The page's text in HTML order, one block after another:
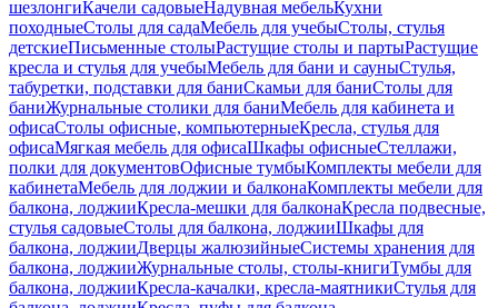
шезлонгиКачели садовыеНадувная мебельКухни
походныеСтолы для садаМебель для учебыСтолы, стулья
детскиеПисьменные столыРастущие столы и партыРастущие
кресла и стулья для учебыМебель для бани и сауныСтулья,
табуретки, подставки для баниСкамьи для баниСтолы для
баниЖурнальные столики для баниМебель для кабинета и
офисаСтолы офисные, компьютерныеКресла, стулья для
офисаМягкая мебель для офисаШкафы офисныеСтеллажи,
полки для документовОфисные тумбыКомплекты мебели для
кабинетаМебель для лоджии и балконаКомплекты мебели для
балкона, лоджииКресла-мешки для балконаКресла подвесные,
стулья садовыеСтолы для балкона, лоджииШкафы для
балкона, лоджииДверцы жалюзийныеСистемы хранения для
балкона, лоджииЖурнальные столы, столы-книгиТумбы для
балкона, лоджииКресла-качалки, кресла-маятникиСтулья для